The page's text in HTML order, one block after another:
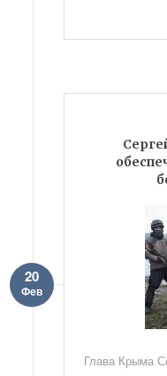
20
Фев
Глава Крыма